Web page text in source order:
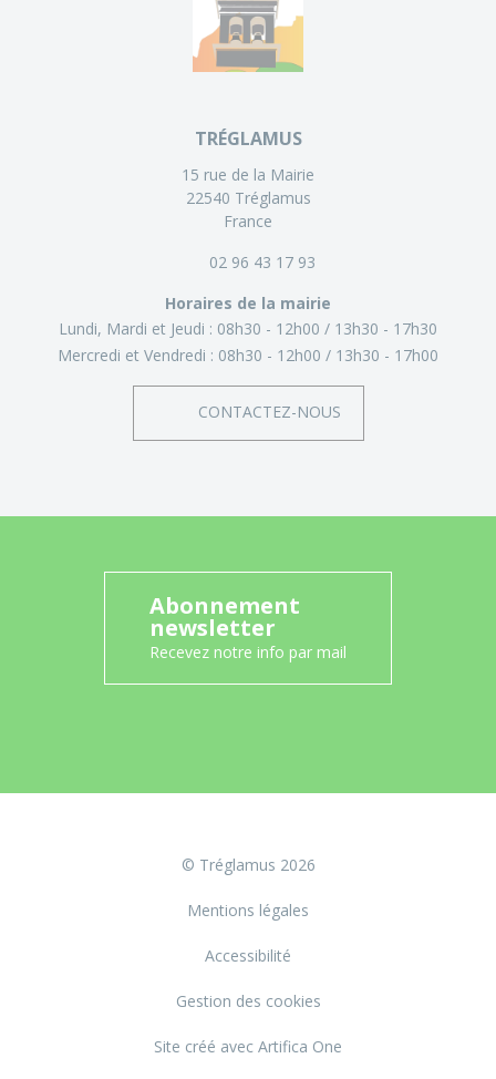
TRÉGLAMUS
15 rue de la Mairie
22540 Tréglamus
France
02 96 43 17 93
Horaires de la mairie
Lundi, Mardi et Jeudi : 08h30 - 12h00
13h30 - 17h30
Mercredi et Vendredi : 08h30 - 12h00 13h30 - 17h00
CONTACTEZ-NOUS
Abonnement
newsletter
Recevez notre info par mail
© Tréglamus 2026
Mentions légales
Accessibilité
Gestion des cookies
Site créé avec Artifica One